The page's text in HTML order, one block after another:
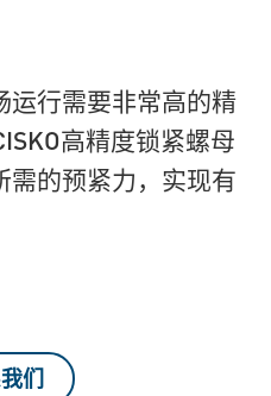
运行需要非常高的精
高精度锁紧螺母
需的预紧力，实现有
们